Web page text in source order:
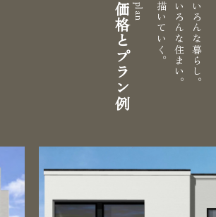
plan
価格とプラン例 いろんな暮らし。
いろんな住まい。
描いていく。